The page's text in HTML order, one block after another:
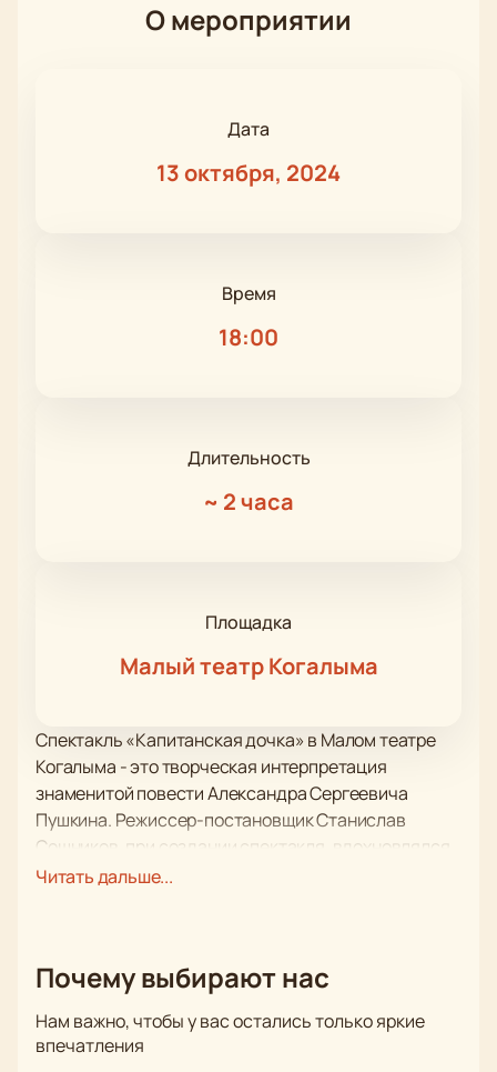
О мероприятии
Дата
13 октября, 2024
Время
18:00
Длительность
~ 2 часа
Площадка
Малый театр Когалыма
Спектакль «Капитанская дочка» в Малом театре
Когалыма - это творческая интерпретация
знаменитой повести Александра Сергеевича
Пушкина. Режиссер-постановщик Станислав
Сошников, при создании спектакля, вдохновлялся
пословицей «Береги честь смолоду».
мужчины. Он сталкивается с трудностями и
Маше, Петр приобретает силу и сохраняет свое
достоинство.
Читать дальше...
Почему выбирают нас
Нам важно, чтобы у вас остались только яркие
впечатления